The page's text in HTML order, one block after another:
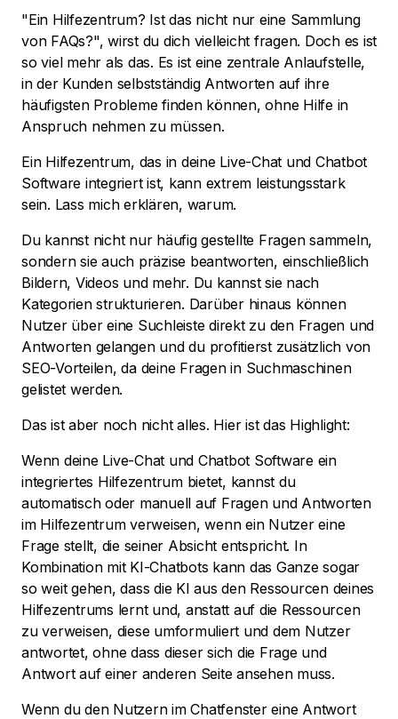
"Ein Hilfezentrum? Ist das nicht nur eine Sammlung
von FAQs?", wirst du dich vielleicht fragen. Doch es ist
so viel mehr als das. Es ist eine zentrale Anlaufstelle,
in der Kunden selbstständig Antworten auf ihre
häufigsten Probleme finden können, ohne Hilfe in
Anspruch nehmen zu müssen.
Ein Hilfezentrum, das in deine Live-Chat und Chatbot
Software integriert ist, kann extrem leistungsstark
sein. Lass mich erklären, warum.
Du kannst nicht nur häufig gestellte Fragen sammeln,
sondern sie auch präzise beantworten, einschließlich
Bildern, Videos und mehr. Du kannst sie nach
Kategorien strukturieren. Darüber hinaus können
Nutzer über eine Suchleiste direkt zu den Fragen und
Antworten gelangen und du profitierst zusätzlich von
SEO-Vorteilen, da deine Fragen in Suchmaschinen
gelistet werden.
Das ist aber noch nicht alles. Hier ist das Highlight:
Wenn deine Live-Chat und Chatbot Software ein
integriertes Hilfezentrum bietet, kannst du
automatisch oder manuell auf Fragen und Antworten
im Hilfezentrum verweisen, wenn ein Nutzer eine
Frage stellt, die seiner Absicht entspricht. In
Kombination mit KI-Chatbots kann das Ganze sogar
so weit gehen, dass die KI aus den Ressourcen deines
Hilfezentrums lernt und, anstatt auf die Ressourcen
zu verweisen, diese umformuliert und dem Nutzer
antwortet, ohne dass dieser sich die Frage und
Antwort auf einer anderen Seite ansehen muss.
Wenn du den Nutzern im Chatfenster eine Antwort